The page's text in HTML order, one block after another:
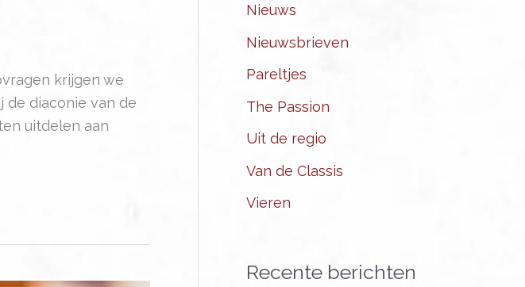
krijgen we
de diaconie van de
uitdelen aan
Nieuws
Nieuwsbrieven
Pareltjes
The Passion
Uit de regio
Van de Classis
Vieren
Recente berichten